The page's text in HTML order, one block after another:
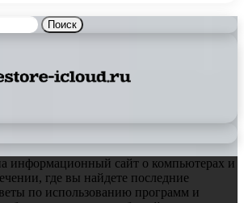
информационный сайт о компьютерах и
где вы найдете последние
по использованию программ и